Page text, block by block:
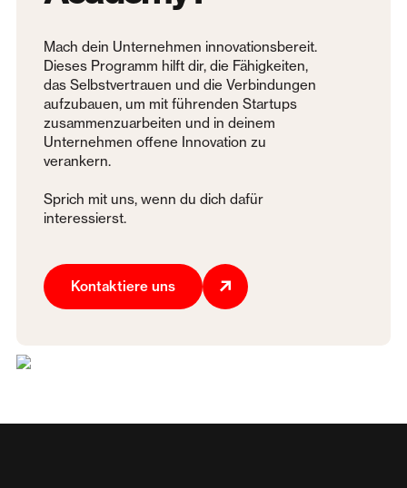
Mach dein Unternehmen innovationsbereit.
Dieses Programm hilft dir, die Fähigkeiten,
das Selbstvertrauen und die Verbindungen
aufzubauen, um mit führenden Startups
zusammenzuarbeiten und in deinem
Unternehmen offene Innovation zu
verankern.
Sprich mit uns, wenn du dich dafür
interessierst.
Kontaktiere uns